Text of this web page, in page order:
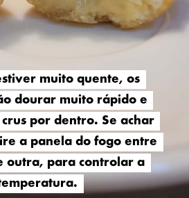
muito quente, os
dourar muito rápido e
por dentro. Se achar
a panela do fogo entre
outra, para controlar a
muito quente, os
dourar muito rápido e
por dentro. Se achar
a panela do fogo entre
outra, para controlar a